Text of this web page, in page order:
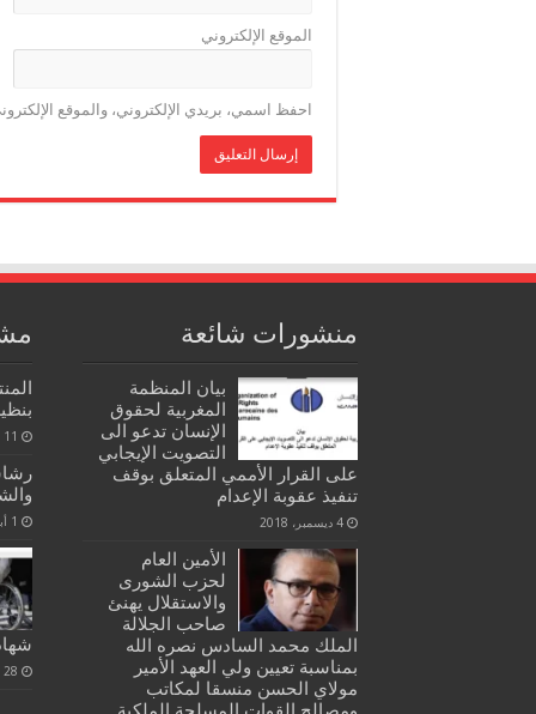
الموقع الإلكتروني
احفظ اسمي، بريدي الإلكتروني، والموقع
منشورات شائعة
بيان المنظمة
المغربية لحقوق
الإنسان تدعو الى
التصويت الإيجابي
على القرار الأممي المتعلق بوقف
تنفيذ عقوبة الإعدام
4 ديسمبر، 2018
الأمين العام
لحزب الشورى
والاستقلال يهنئ
صاحب الجلالة
الملك محمد السادس نصره الله
بمناسبة تعيين ولي العهد الأمير
مولاي الحسن منسقا لمكاتب
11 يوليو، 2023
1 أبريل، 2020
28 نوفمبر، 2020